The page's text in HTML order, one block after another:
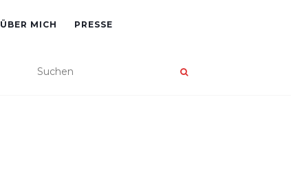
ÜBER MICH PRESSE